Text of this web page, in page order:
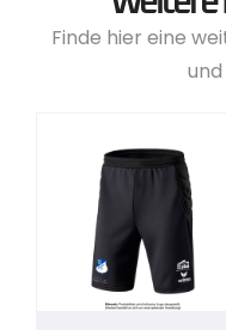
Finde hier eine